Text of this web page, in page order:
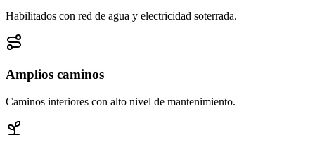
Habilitados con red de agua y electricidad soterrada.
Amplios caminos
Caminos interiores con alto nivel de mantenimiento.